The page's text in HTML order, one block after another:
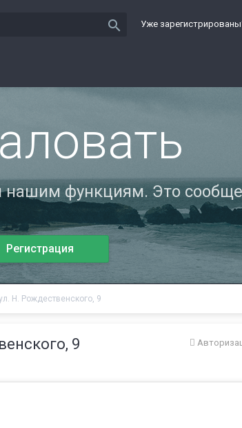
Уже
search
нашим функциям. Это
Регистрация
Н. Рождественского, 9
9